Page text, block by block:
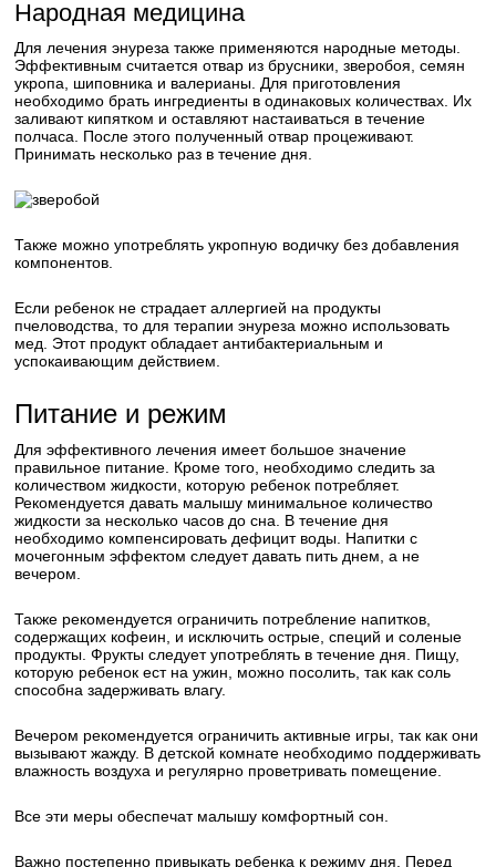
Народная медицина
Для лечения энуреза также применяются народные методы.
Эффективным считается отвар из брусники, зверобоя, семян
укропа, шиповника и валерианы. Для приготовления
необходимо брать ингредиенты в одинаковых количествах. Их
заливают кипятком и оставляют настаиваться в течение
полчаса. После этого полученный отвар процеживают.
Принимать несколько раз в течение дня.
Также можно употреблять укропную водичку без добавления
компонентов.
Если ребенок не страдает аллергией на продукты
пчеловодства, то для терапии энуреза можно использовать
мед. Этот продукт обладает антибактериальным и
успокаивающим действием.
Питание и режим
Для эффективного лечения имеет большое значение
правильное питание. Кроме того, необходимо следить за
количеством жидкости, которую ребенок потребляет.
Рекомендуется давать малышу минимальное количество
жидкости за несколько часов до сна. В течение дня
необходимо компенсировать дефицит воды. Напитки с
мочегонным эффектом следует давать пить днем, а не
вечером.
Также рекомендуется ограничить потребление напитков,
содержащих кофеин, и исключить острые, специй и соленые
продукты. Фрукты следует употреблять в течение дня. Пищу,
которую ребенок ест на ужин, можно посолить, так как соль
способна задерживать влагу.
Вечером рекомендуется ограничить активные игры, так как они
вызывают жажду. В детской комнате необходимо поддерживать
влажность воздуха и регулярно проветривать помещение.
Все эти меры обеспечат малышу комфортный сон.
Важно постепенно привыкать ребенка к режиму дня. Перед